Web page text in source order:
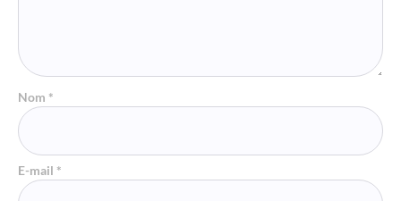
Nom *
E-mail *